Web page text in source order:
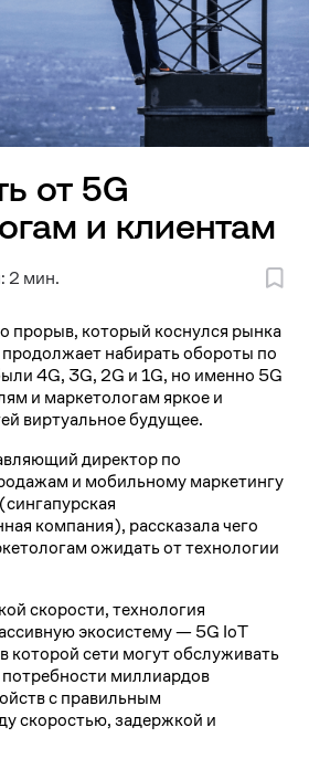
от 5G
и клиентам
2 мин.
прорыв, который коснулся рынка
набирать обороты по
4G, 3G, 2G и 1G, но именно 5G
и маркетологам яркое и
виртуальное будущее.
директор по
и мобильному маркетингу
компания), рассказала чего
ожидать от технологии
скорости, технология
экосистему — 5G IoT
которой сети могут обслуживать
миллиардов
с правильным
скоростью, задержкой и